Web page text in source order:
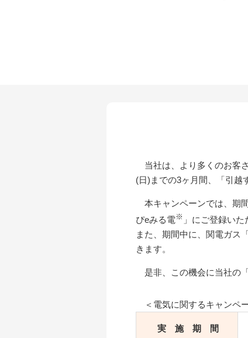
当社は、より多くのお客
(日)までの3ヶ月間、「引越
本キャンペーンでは、期
ぴeみる電 ※ 」にご登録い
また、期間中に、関電ガス
きます。
是非、この機会に当社の
＜電気に関するキャンペ
実 施 期 間